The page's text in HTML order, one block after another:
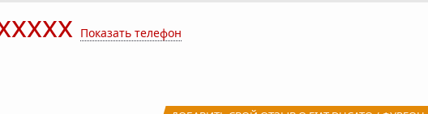
Показать телефон